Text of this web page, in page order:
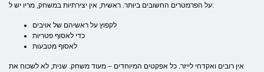
על הפרמטרים החשובים ביותר. ראשית, אין יצירתיות במשחק, מריו יש ל:
לקפוץ על ראשיהם של אויבים
לאסוף מטבעות
אין רובים ואקדחי לייזר. כל אפקטים המיוחדים – מעוד משחק. שנית, לא לשכוח את